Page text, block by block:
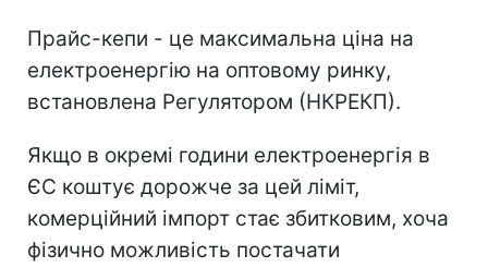
Прайс-кепи - це максимальна ціна на
електроенергію на оптовому ринку,
встановлена Регулятором (НКРЕКП).
Якщо в окремі години електроенергія в
ЄС коштує дорожче за цей ліміт,
комерційний імпорт стає збитковим, хоча
фізично можливість постачати